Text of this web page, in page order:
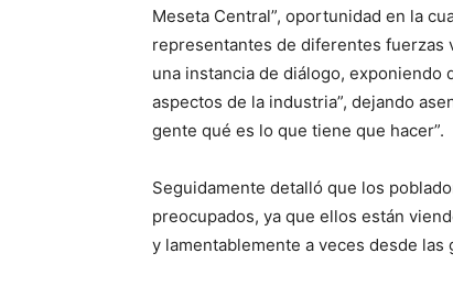
Meseta Central”, oportunidad en la
representantes de diferentes fuerzas
una instancia de diálogo,
aspectos de la industria”, dejando
gente qué es lo que tiene que hacer”.
Seguidamente detalló que los
preocupados, ya que ellos están
y lamentablemente a veces desde